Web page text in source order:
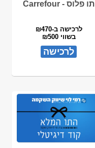
תו פלוס - Carrefour
לרכישה ב-₪470
בשווי ₪500
לרכישה